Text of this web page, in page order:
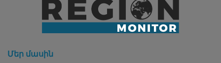
Մեր մասին